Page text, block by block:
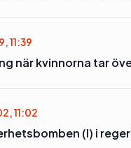
11:39
när kvinnorna tar
11:02
(l) i